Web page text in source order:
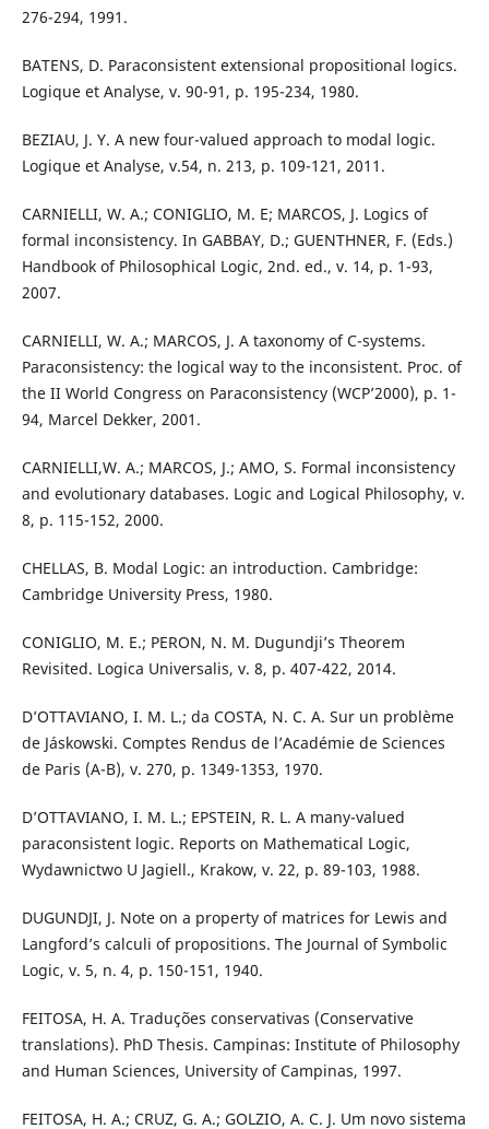
276-294, 1991.
BATENS, D. Paraconsistent extensional propositional logics.
Logique et Analyse, v. 90-91, p. 195-234, 1980.
BEZIAU, J. Y. A new four-valued approach to modal logic.
Logique et Analyse, v.54, n. 213, p. 109-121, 2011.
CARNIELLI, W. A.; CONIGLIO, M. E; MARCOS, J. Logics of
formal inconsistency. In GABBAY, D.; GUENTHNER, F. (Eds.)
Handbook of Philosophical Logic, 2nd. ed., v. 14, p. 1-93,
2007.
CARNIELLI, W. A.; MARCOS, J. A taxonomy of C-systems.
Paraconsistency: the logical way to the inconsistent. Proc. of
the II World Congress on Paraconsistency (WCP’2000), p. 1-
94, Marcel Dekker, 2001.
CARNIELLI,W. A.; MARCOS, J.; AMO, S. Formal inconsistency
and evolutionary databases. Logic and Logical Philosophy, v.
8, p. 115-152, 2000.
CHELLAS, B. Modal Logic: an introduction. Cambridge:
Cambridge University Press, 1980.
CONIGLIO, M. E.; PERON, N. M. Dugundji’s Theorem
Revisited. Logica Universalis, v. 8, p. 407-422, 2014.
D’OTTAVIANO, I. M. L.; da COSTA, N. C. A. Sur un problème
de Jáskowski. Comptes Rendus de l’Académie de Sciences
de Paris (A-B), v. 270, p. 1349-1353, 1970.
D’OTTAVIANO, I. M. L.; EPSTEIN, R. L. A many-valued
paraconsistent logic. Reports on Mathematical Logic,
Wydawnictwo U Jagiell., Krakow, v. 22, p. 89-103, 1988.
DUGUNDJI, J. Note on a property of matrices for Lewis and
Langford’s calculi of propositions. The Journal of Symbolic
Logic, v. 5, n. 4, p. 150-151, 1940.
FEITOSA, H. A. Traduções conservativas (Conservative
translations). PhD Thesis. Campinas: Institute of Philosophy
and Human Sciences, University of Campinas, 1997.
FEITOSA, H. A.; CRUZ, G. A.; GOLZIO, A. C. J. Um novo sistema